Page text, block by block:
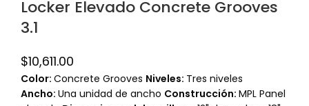
Locker Elevado Concrete Grooves
3.1
$10,611.00
Color: Concrete Grooves Niveles: Tres niveles
Ancho: Una unidad de ancho Construcción: MPL Panel